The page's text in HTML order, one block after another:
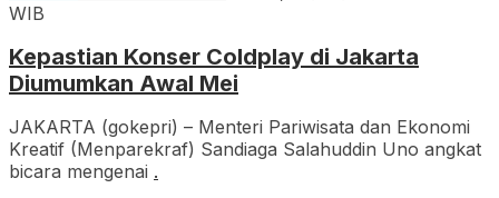
WIB
Kepastian Konser Coldplay di Jakarta
Diumumkan Awal Mei
JAKARTA (gokepri) – Menteri Pariwisata dan Ekonomi
Kreatif (Menparekraf) Sandiaga Salahuddin Uno angkat
bicara mengenai .